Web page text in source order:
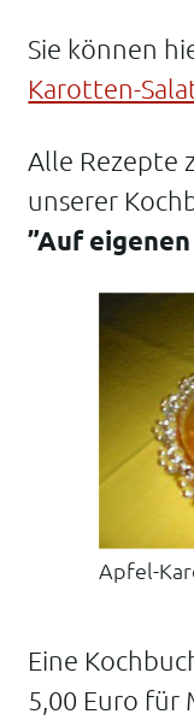
Sie können
Karotten-
Alle Rezepte
unserer
”Auf
Apfel-
Eine
5,00 Euro für